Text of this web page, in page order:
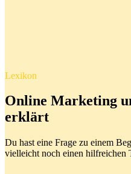
Lexikon
Online Marketing
erklärt
Du hast eine Frage zu einem
vielleicht noch einen hilfreichen